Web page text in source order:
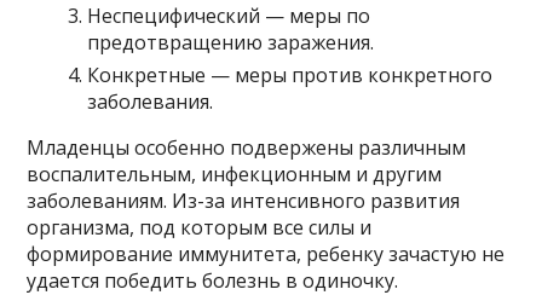
Неспецифический — меры по
предотвращению заражения.
Конкретные — меры против конкретного
заболевания.
Младенцы особенно подвержены различным
воспалительным, инфекционным и другим
заболеваниям. Из-за интенсивного развития
организма, под которым все силы и
формирование иммунитета, ребенку зачастую не
удается победить болезнь в одиночку.